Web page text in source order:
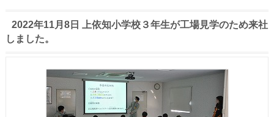
2022年11月8日 上依知小学校３年生が工場見学のため来社
しました。